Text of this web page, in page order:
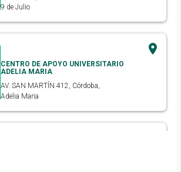
9 de Julio
CENTRO DE APOYO UNIVERSITARIO
ADELIA MARIA
AV. SAN MARTÍN 412, Córdoba,
Adelia Maria